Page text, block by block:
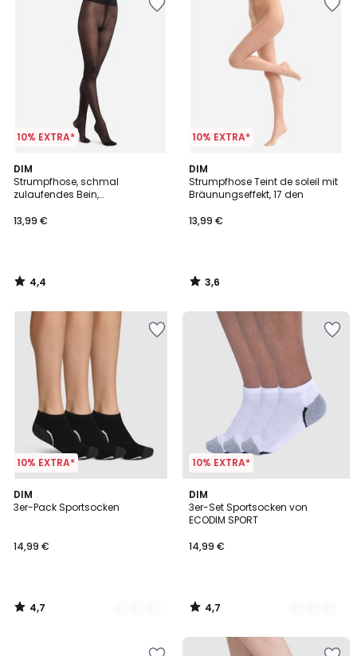
10% EXTRA*
DIM
Strumpfhose, schmal
zulaufendes Bein,
13,99 €
4,4
/ 5
4,4
/
10% EXTRA*
DIM
Strumpfhose Teint de soleil mit
Bräunungseffekt, 17 den
13,99 €
3,6
/ 5
3,6
/
10% EXTRA*
DIM
3er-Pack Sportsocken
14,99 €
4,7
/ 5
2
Farben
4,7
/
10% EXTRA*
DIM
3er-Set Sportsocken von
ECODIM SPORT
14,99 €
4,7
/ 5
3
Farben
4,7
/